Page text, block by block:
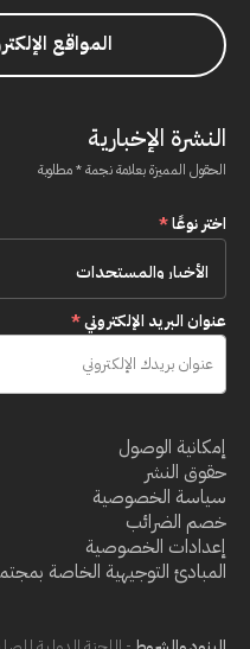
المواقع
النشرة الإخبارية
الحقول المميزة بعلامة نجمة * مطلوبة
اختر نوعًا*
عنوان البريد الإلكتروني*
إمكانية الوصول
حقوق النشر
سياسة الخصوصية
خصم الضرائب
إعدادات الخصوصية
المبادئ التوجيهية الخاصة